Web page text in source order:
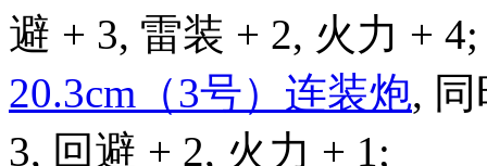
避 + 3, 雷装 + 2, 火力 + 4;
20.3cm（3号）连装炮,
3, 回避 + 2, 火力 + 1;